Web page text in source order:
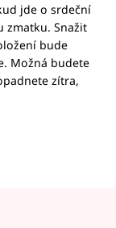
jde o srdeční
zmatku. Snažit
bude
Možná budete
zítra,